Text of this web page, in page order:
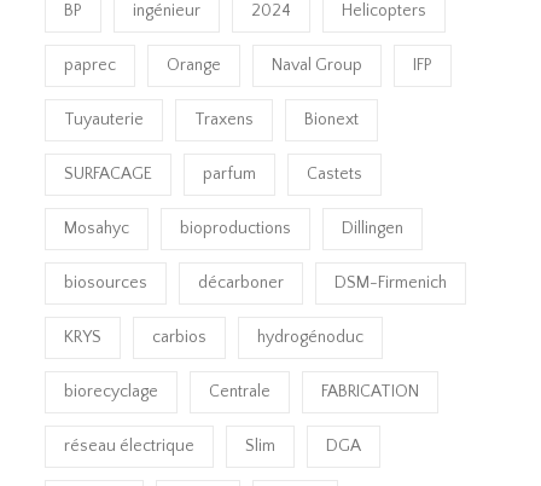
BP ingénieur 2024 Helicopters
paprec Orange Naval Group IFP
Tuyauterie Traxens Bionext
SURFACAGE parfum Castets
Mosahyc bioproductions Dillingen
biosources décarboner DSM-Firmenich
KRYS carbios hydrogénoduc
biorecyclage Centrale FABRICATION
réseau électrique Slim DGA